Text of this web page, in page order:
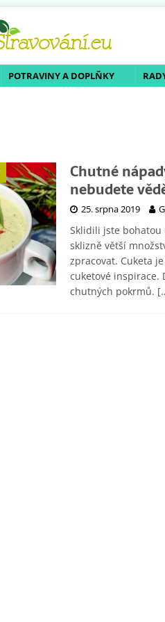
POTRAVINY A DOPLŇKY
Chutné
nebudete
25. srpna 2019
Sklidili jste bohatou
sklizně větší
zpracovat. Cuketa
cuketové inspirace.
chutných pokrmů.